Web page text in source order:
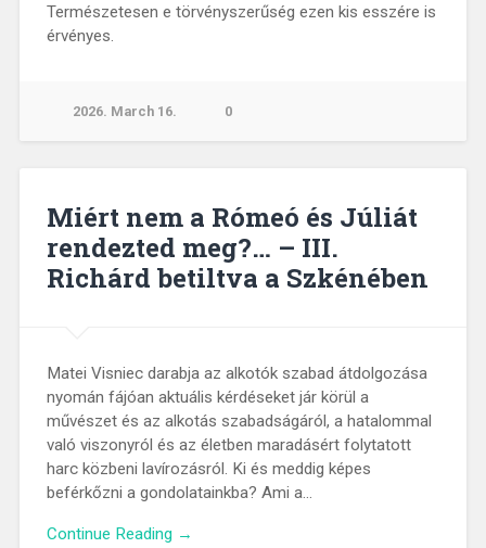
Természetesen e törvényszerűség ezen kis esszére is
érvényes.
2026. March 16. 0
Miért nem a Rómeó és Júliát
rendezted meg?… – III.
Richárd betiltva a Szkénében
Matei Visniec darabja az alkotók szabad átdolgozása
nyomán fájóan aktuális kérdéseket jár körül a
művészet és az alkotás szabadságáról, a hatalommal
való viszonyról és az életben maradásért folytatott
harc közbeni lavírozásról. Ki és meddig képes
beférkőzni a gondolatainkba? Ami a…
Continue Reading →